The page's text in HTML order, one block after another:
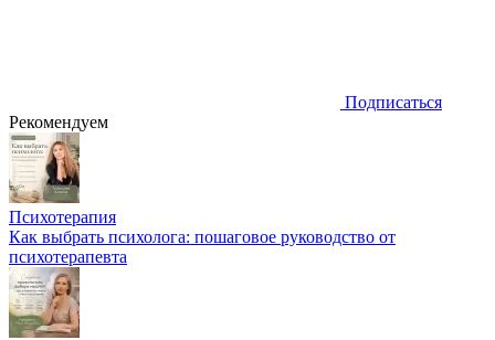
Подписаться
Рекомендуем
Психотерапия
Как выбрать психолога: пошаговое руководство от
психотерапевта